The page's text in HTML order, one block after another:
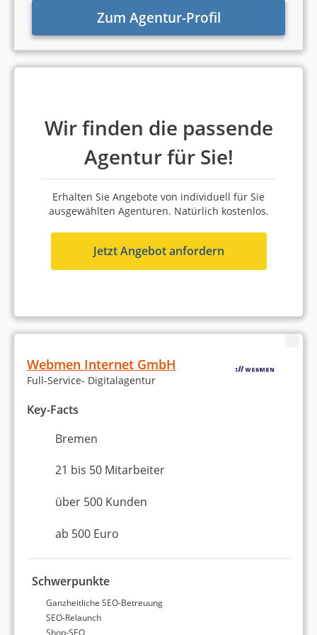
5,0 Sterne
100 % Weiterempfehlung
Borgmeier Media Gruppe
Bremen
21 bis 50 Mitarbeiter
ab 1.000 Euro (Monatsbudget)
Admospherics - SEO Bremen,
Webdesign & Ads
2 bis 5 Mitarbeiter
5,0 Sterne
Statistiken zu unseren
Zum Agentur-Profil
Wir finden die passende
Agentur für Sie!
Erhalten Sie Angebote von individuell für Sie
ausgewählten Agenturen. Natürlich kostenlos.
Jetzt Angebot anfordern
Webmen Internet GmbH
Full-Service- Digitalagentur
Key-Facts
Bremen
21 bis 50 Mitarbeiter
über 500 Kunden
ab 500 Euro
Schwerpunkte
Ganzheitliche SEO-Betreuung
SEO-Relaunch
Shop-SEO